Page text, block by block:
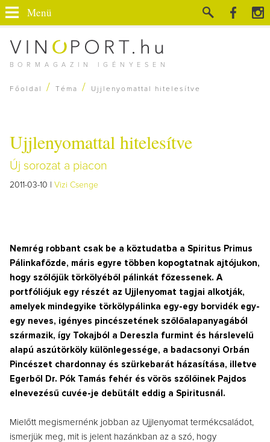
BORMAGAZIN IGÉNYESEN
Menü
Főoldal / Téma / Ujjlenyomattal hitelesítve
Ujjlenyomattal hitelesítve
Új sorozat a piacon
2011-03-10 | Vizi Csenge
Nemrég robbant csak be a köztudatba a Spiritus Primus
Pálinkafőzde, máris egyre többen kopogtatnak ajtójukon,
hogy szőlőjük törkölyéből pálinkát főzessenek. A
portfóliójuk egy részét az Ujjlenyomat tagjai alkotják,
amelyek mindegyike törkölypálinka egy-egy borvidék egy-
egy neves, igényes pincészetének szőlőalapanyagából
származik, így Tokajból a Dereszla furmint és hárslevelű
alapú aszútörköly különlegessége, a badacsonyi Orbán
Pincészet chardonnay és szürkebarát házasítása, illetve
Egerből Dr. Pók Tamás fehér és vörös szőlőinek Pajdos
elnevezésű cuvée-je debütált eddig a Spiritusnál.
Mielőtt megismernénk jobban az Ujjlenyomat termékcsaládot,
ismerjük meg, mit is jelent hazánkban az a szó, hogy